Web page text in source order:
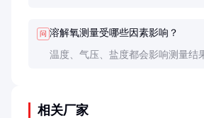
问 溶解氧测量受哪些因素影响？
温度、气压、盐度都会影响测量结
相关厂家